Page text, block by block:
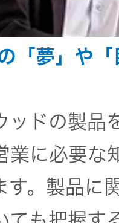
「夢」や
ッドの製品
業に必要な
す。製品に